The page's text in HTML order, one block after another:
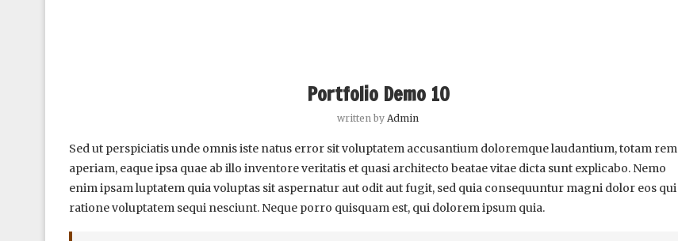
Portfolio Demo 10
written byAdmin
Sed ut perspiciatis unde omnis iste natus error sit voluptatem accusantium doloremque laudantium, totam rem
aperiam, eaque ipsa quae ab illo inventore veritatis et quasi architecto beatae vitae dicta sunt explicabo. Nemo
enim ipsam luptatem quia voluptas sit aspernatur aut odit aut fugit, sed quia consequuntur magni dolor eos qui
ratione voluptatem sequi nesciunt. Neque porro quisquam est, qui dolorem ipsum quia.